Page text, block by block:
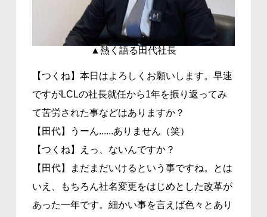
▲熱く語る田代社長
【つくね】本日はよろしくお願いします。早速
ですがLCLの社長就任から1年を振り返ってみ
て苦労された事などはありますか？
【田代】うーん......ありません（笑）
【つくね】えっ、ないんですか？
【田代】まだまだいけるという事ですね。とは
いえ、もちろん社名変更をはじめとした改革が
あった一年です。細かい事を言えば色々とあり